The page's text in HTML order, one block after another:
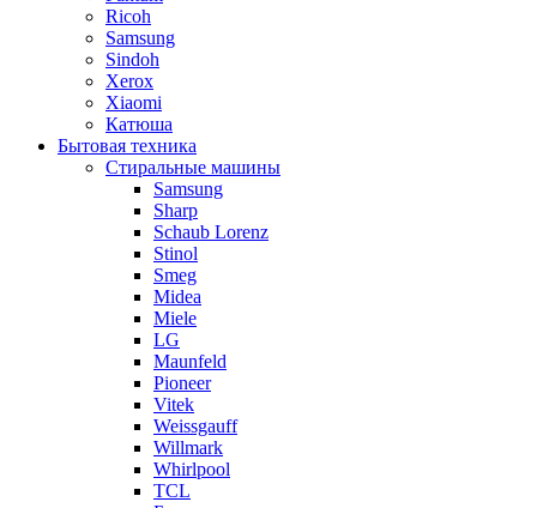
Ricoh
Samsung
Sindoh
Xerox
Xiaomi
Катюша
Бытовая техника
Стиральные машины
Samsung
Sharp
Schaub Lorenz
Stinol
Smeg
Midea
Miele
LG
Maunfeld
Pioneer
Vitek
Weissgauff
Willmark
Whirlpool
TCL